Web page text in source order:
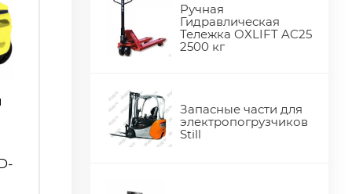
Ручная
Гидравлическая
Тележка OXLIFT AC25
2500 кг
Запасные части для
электропогрузчиков
Still